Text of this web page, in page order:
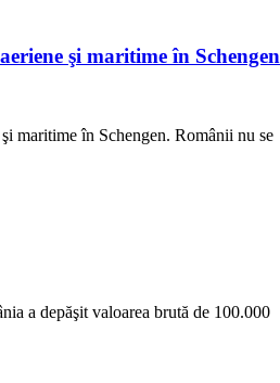
şi maritime în Schengen
maritime în Schengen. Românii nu se
a depăşit valoarea brută de 100.000